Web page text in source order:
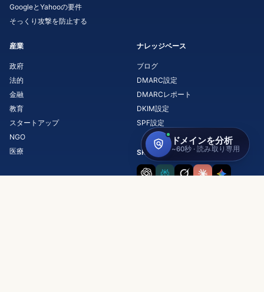
GoogleとYahooの要件
そっくり攻撃を防止する
産業
政府
法的
金融
教育
スタートアップ
NGO
医療
ナレッジベース
ブログ
DMARC設定
DMARCレポート
DKIM設定
SPF設定
SKYSNAGについてAIに聞く